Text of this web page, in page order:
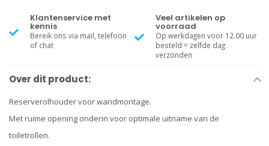
Klantenservice met
kennis
Bereik ons via mail, telefoon
of chat
Veel artikelen op
voorraad
Op werkdagen voor 12.00 uur
besteld = zelfde dag
verzonden
Over dit product:
Reserverolhouder voor wandmontage.
Met ruime opening onderin voor optimale uitname van de
toiletrollen.